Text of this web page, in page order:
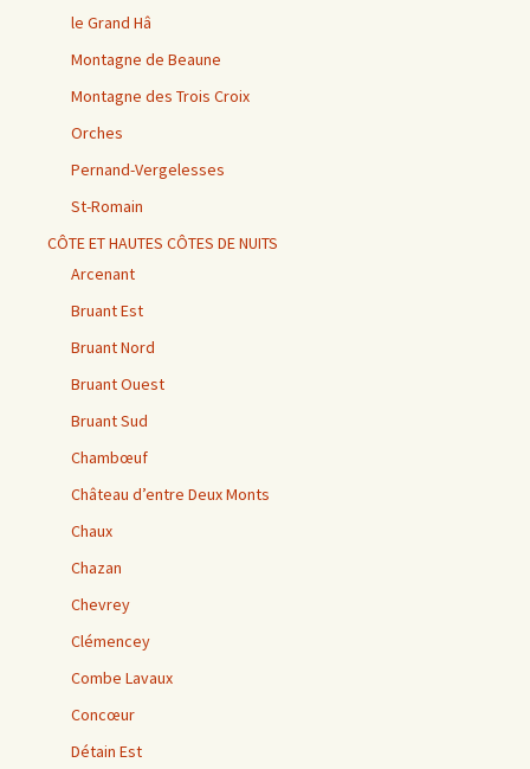
le Grand Hâ
Montagne de Beaune
Montagne des Trois Croix
Orches
Pernand-Vergelesses
St-Romain
CÔTE ET HAUTES CÔTES DE NUITS
Arcenant
Bruant Est
Bruant Nord
Bruant Ouest
Bruant Sud
Chambœuf
Château d’entre Deux Monts
Chaux
Chazan
Chevrey
Clémencey
Combe Lavaux
Concœur
Détain Est